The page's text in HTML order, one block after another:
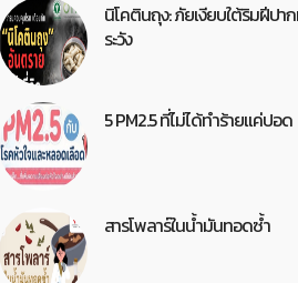
นิโคตินถุง: ภัยเงียบใต้ริมฝีป
ระวัง
5 PM2.5 ที่ไม่ได้ทำร้ายแค่ปอด
สารโพลาร์ในน้ำมันทอดซ้ำ